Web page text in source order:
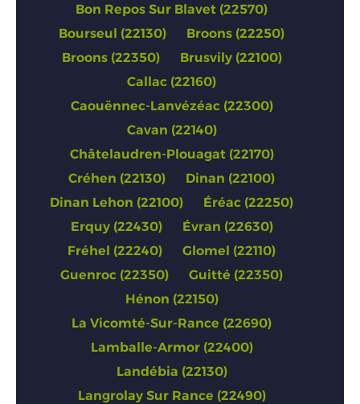
Bon Repos Sur Blavet (22570)
Bourseul (22130)
Broons (22250)
Broons (22350)
Brusvily (22100)
Callac (22160)
Caouënnec-Lanvézéac (22300)
Cavan (22140)
Châtelaudren-Plouagat (22170)
Créhen (22130)
Dinan (22100)
Dinan Lehon (22100)
Éréac (22250)
Erquy (22430)
Évran (22630)
Fréhel (22240)
Glomel (22110)
Guenroc (22350)
Guitté (22350)
Hénon (22150)
La Vicomté-Sur-Rance (22690)
Lamballe-Armor (22400)
Landébia (22130)
Langrolay Sur Rance (22490)